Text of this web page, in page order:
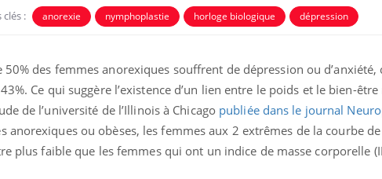
: anorexie nymphoplastie horloge biologique dépression
50% des femmes anorexiques souffrent de dépression ou d’anxiété,
Ce qui suggère l’existence d’un lien entre le poids et le bien-
de l’université de l’Illinois à Chicago publiée dans le journal
anorexiques ou obèses, les femmes aux 2 extrêmes de la courbe
plus faible que les femmes qui ont un indice de masse corporelle